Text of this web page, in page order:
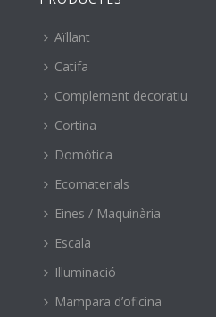
Aïllant
Catifa
Complement decoratiu
Cortina
Domòtica
Ecomaterials
Eines / Maquinària
Escala
Il·luminació
Mampara d’oficina